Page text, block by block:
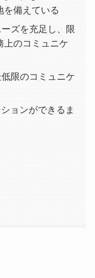
を備えている
ズを充足し、限
上のコミュニケ
限のコミュニケ
ョンができるま